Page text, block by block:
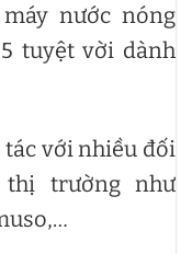
nước nóng
tuyệt vời dành
tác với nhiều đối
trường như